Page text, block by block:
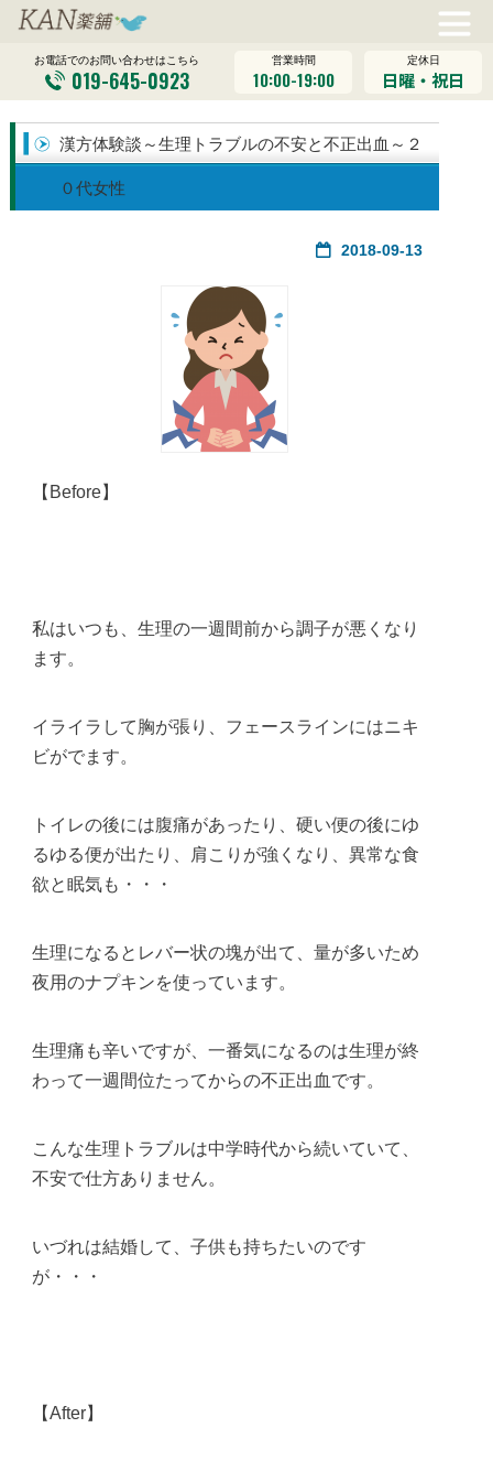
お電話でのお問い合わせはこちら
019-645-0923
営業時間
10:00-19:00
定休日
日曜・祝日
漢方体験談～生理トラブルの不安と不正出血～２
０代女性
2018-09-13
【Before】
私はいつも、生理の一週間前から調子が悪くなり
ます。
イライラして胸が張り、フェースラインにはニキ
ビがでます。
トイレの後には腹痛があったり、硬い便の後にゆ
るゆる便が出たり、肩こりが強くなり、異常な食
欲と眠気も・・・
生理になるとレバー状の塊が出て、量が多いため
夜用のナプキンを使っています。
生理痛も辛いですが、一番気になるのは生理が終
わって一週間位たってからの不正出血です。
こんな生理トラブルは中学時代から続いていて、
不安で仕方ありません。
いづれは結婚して、子供も持ちたいのです
が・・・
【After】